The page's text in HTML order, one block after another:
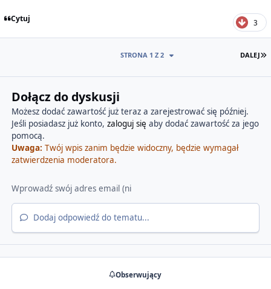
Cytuj 3
DALEJ
STRONA 1 Z 2
Dołącz do dyskusji
Możesz dodać zawartość już teraz a zarejestrować się później.
Jeśli posiadasz już konto, zaloguj się aby dodać zawartość za jego
pomocą.
Uwaga: Twój wpis zanim będzie widoczny, będzie wymagał
zatwierdzenia moderatora.
Dodaj odpowiedź do tematu...
Obserwujący